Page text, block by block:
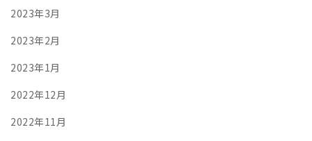
2023年3月
2023年2月
2023年1月
2022年12月
2022年11月